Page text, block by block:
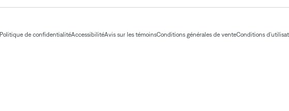
Politique de confidentialitéAccessibilitéAvis sur les témoinsConditions générales de venteConditions